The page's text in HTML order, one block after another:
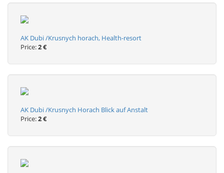
AK Dubi /Krusnych horach, Health-resort
Price:2 €
AK Dubi /Krusnych Horach Blick auf Anstalt
Price:2 €